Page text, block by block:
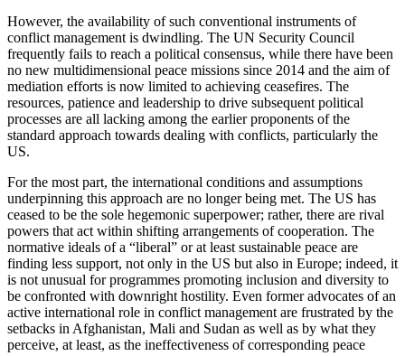
However, the availability of such conventional in­struments of
conflict management is dwindling. The UN Security Council
frequently fails to reach a politi­cal consensus, while there have been
no new multi­dimensional peace missions since 2014 and the aim of
mediation efforts is now limited to achieving cease­fires. The
resources, patience and leadership to drive subsequent political
processes are all lacking among the earlier proponents of the
standard approach towards dealing with conflicts, particularly the
US.
For the most part, the international conditions and assumptions
underpinning this approach are no longer being met. The US has
ceased to be the sole hegemonic superpower; rather, there are rival
powers that act within shifting arrangements of cooperation. The
normative ideals of a “liberal” or at least sustain­able peace are
finding less support, not only in the US but also in Europe; indeed, it
is not unusual for programmes promoting inclusion and diversity to
be confronted with downright hostility. Even former advocates of an
active international role in conflict management are frustrated by the
setbacks in Afghanistan, Mali and Sudan as well as by what they
perceive, at least, as the ineffectiveness of corresponding peace